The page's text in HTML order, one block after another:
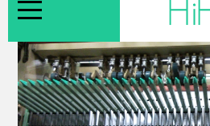
Mobile Menu Toggle